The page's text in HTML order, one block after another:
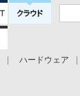
ハードウェア